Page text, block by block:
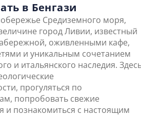
в Бенгази
Средиземного моря,
город Ливии, известный
оживленными кафе,
и уникальным сочетанием
и итальянского наследия.
прогуляться по
попробовать свежие
и познакомиться с настоящим